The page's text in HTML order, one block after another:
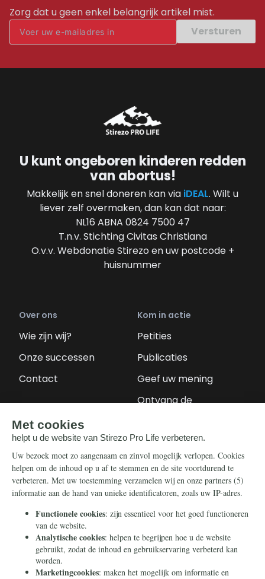
Zorg dat u geen enkel belangrijk artikel mist.
Versturen
U kunt ongeboren kinderen redden
van abortus!
Makkelijk en snel doneren kan via iDEAL. Wilt u
liever zelf overmaken, dan kan dat naar:
NL16 ABNA 0824 7500 47
T.n.v. Stichting Civitas Christiana
O.v.v. Webdonatie Stirezo en uw postcode +
huisnummer
Over ons
Wie zijn wij?
Onze successen
Contact
Kom in actie
Petities
Publicaties
Geef uw mening
Ontvang de
Steun ons
Nieuwsbrief
Eenmalig
Maandelijks
Periodiek
Nalaten
Info
Contact
Ontvang onze
Telegram-berichten